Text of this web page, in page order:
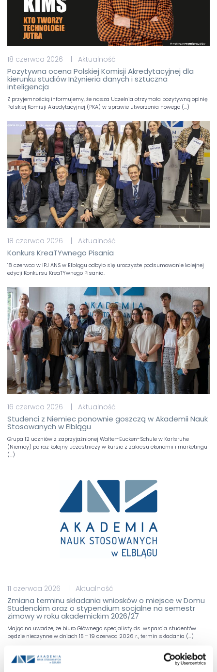
18 czerwca 2026 | Aktualność
Pozytywna ocena Polskiej Komisji Akredytacyjnej dla
kierunku studiów Inżynieria danych i sztuczna
inteligencja
Z przyjemnością informujemy, że nasza Uczelnia otrzymała pozytywną opinię
Polskiej Komisji Akredytacyjnej (PKA) w sprawie utworzenia nowego (…)
18 czerwca 2026 | Aktualność
Konkurs KreaTYwnego Pisania
18 czerwca w IPJ ANS w Elblągu odbyło się uroczyste podsumowanie kolejnej
edycji Konkursu KreaTYwnego Pisania.
16 czerwca 2026 | Aktualność
Studenci z Niemiec ponownie goszczą w Akademii Nauk
Stosowanych w Elblągu
Grupa 12 uczniów z zaprzyjaźnionej Walter-Eucken-Schule w Karlsruhe
(Niemcy) po raz kolejny uczestniczy w kursie z zakresu ekonomii i marketingu
(…)
11 czerwca 2026 | Aktualność
Zmiana terminu składania wniosków o miejsce w Domu
Studenckim oraz o stypendium socjalne na semestr
zimowy w roku akademickim 2026/27
Mając na uwadze, że biuro Głównego specjalisty ds. wsparcia studentów
będzie nieczynne w dniach 15 – 19 czerwca 2026 r., termin składania (…)